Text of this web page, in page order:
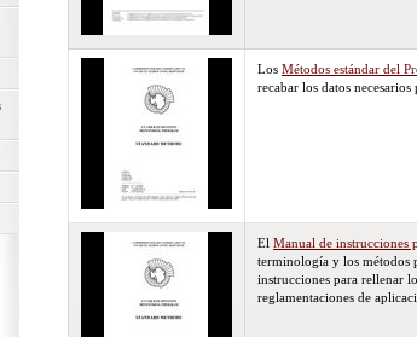
Los Métodos estándar del
recabar los datos
El Manual de instrucciones
terminología y los métodos
instrucciones para rellenar
reglamentaciones de